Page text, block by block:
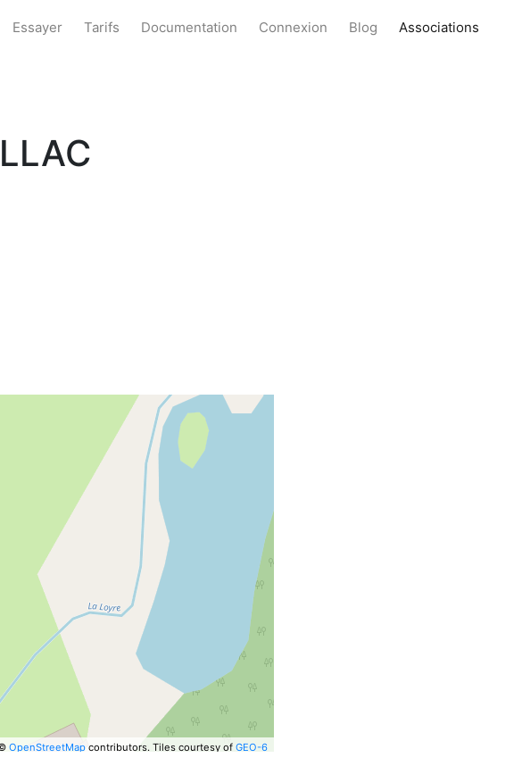
Essayer Tarifs Documentation Connexion Blog Associations
OpenStreetMapcontributors. Tiles courtesy of GEO-6